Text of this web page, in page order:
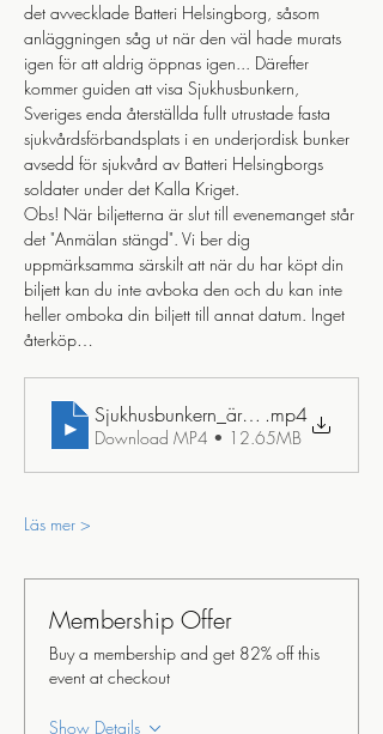
det avvecklade Batteri Helsingborg, såsom
anläggningen såg ut när den väl hade murats
igen för att aldrig öppnas igen... Därefter
kommer guiden att visa Sjukhusbunkern,
Sveriges enda återställda fullt utrustade fasta
sjukvårdsförbandsplats i en underjordisk bunker
avsedd för sjukvård av Batteri Helsingborgs
soldater under det Kalla Kriget.
Obs! När biljetterna är slut till evenemanget står
det "Anmälan stängd". Vi ber dig
uppmärksamma särskilt att när du har köpt din
biljett kan du inte avboka den och du kan inte
heller omboka din biljett till annat datum. Inget
återköp…
.mp4
Download MP4 • 12.65MB
Läs mer >
Membership Offer
Buy a membership and get 82% off this
event at checkout
Show Details